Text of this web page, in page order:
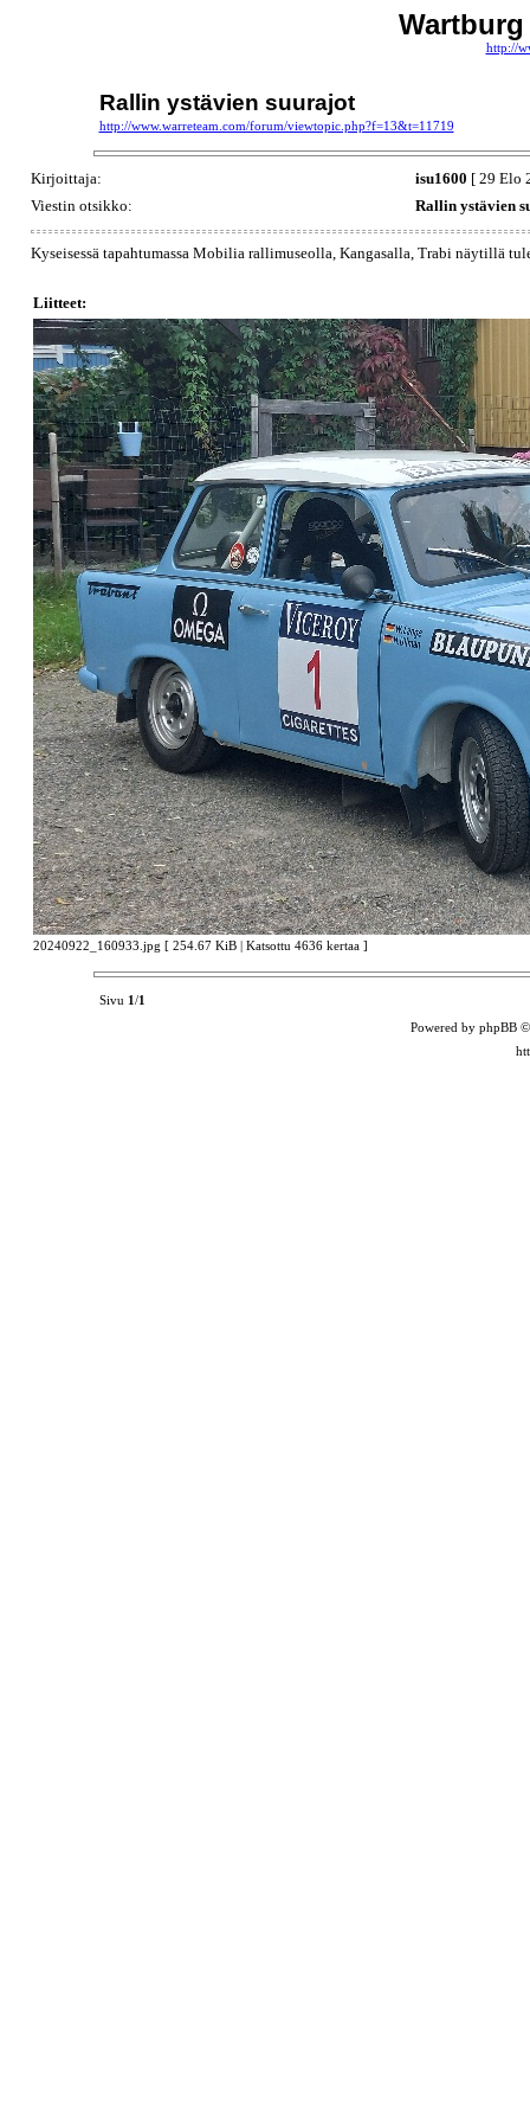
http://
Rallin ystävien suurajot
http://www.warreteam.com/forum/viewtopic.php?f=13&t=11719
Kirjoittaja: isu1600 [ 29 Elo
Viestin otsikko:
Rallin ystävien
Kyseisessä tapahtumassa Mobilia rallimuseolla, Kangasalla, Trabi näytillä
Liitteet:
20240922_160933.jpg [ 254.67 KiB | Katsottu 4636 kertaa ]
Sivu 1 /1
Powered by phpBB